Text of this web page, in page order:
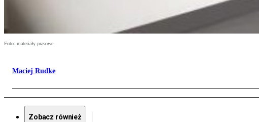
Foto: materiały prasowe
Maciej Rudke
Zobacz również